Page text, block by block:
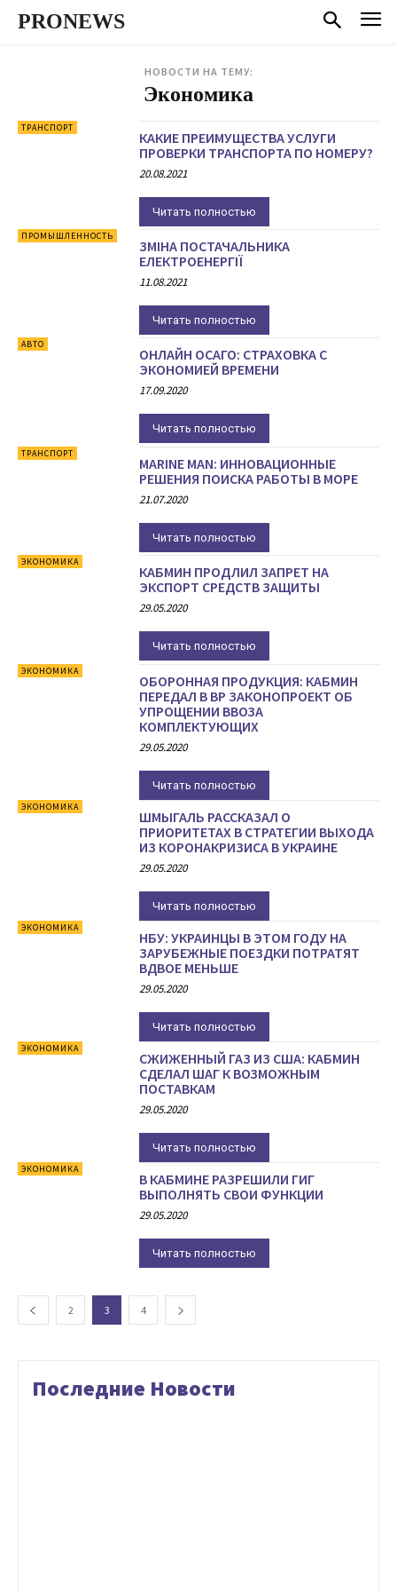
PRONEWS
НОВОСТИ НА ТЕМУ:
Экономика
ТРАНСПОРТ
КАКИЕ ПРЕИМУЩЕСТВА УСЛУГИ
ПРОВЕРКИ ТРАНСПОРТА ПО НОМЕРУ?
20.08.2021
Читать полностью
ПРОМЫШЛЕННОСТЬ
ЗМІНА ПОСТАЧАЛЬНИКА
ЕЛЕКТРОЕНЕРГІЇ
11.08.2021
Читать полностью
АВТО
ОНЛАЙН ОСАГО: СТРАХОВКА С
ЭКОНОМИЕЙ ВРЕМЕНИ
17.09.2020
Читать полностью
ТРАНСПОРТ
MARINE MAN: ИННОВАЦИОННЫЕ
РЕШЕНИЯ ПОИСКА РАБОТЫ В МОРЕ
21.07.2020
Читать полностью
ЭКОНОМИКА
КАБМИН ПРОДЛИЛ ЗАПРЕТ НА
ЭКСПОРТ СРЕДСТВ ЗАЩИТЫ
29.05.2020
Читать полностью
ЭКОНОМИКА
ОБОРОННАЯ ПРОДУКЦИЯ: КАБМИН
ПЕРЕДАЛ В ВР ЗАКОНОПРОЕКТ ОБ
УПРОЩЕНИИ ВВОЗА
КОМПЛЕКТУЮЩИХ
29.05.2020
Читать полностью
ЭКОНОМИКА
ШМЫГАЛЬ РАССКАЗАЛ О
ПРИОРИТЕТАХ В СТРАТЕГИИ ВЫХОДА
ИЗ КОРОНАКРИЗИСА В УКРАИНЕ
29.05.2020
Читать полностью
ЭКОНОМИКА
НБУ: УКРАИНЦЫ В ЭТОМ ГОДУ НА
ЗАРУБЕЖНЫЕ ПОЕЗДКИ ПОТРАТЯТ
ВДВОЕ МЕНЬШЕ
29.05.2020
Читать полностью
ЭКОНОМИКА
СЖИЖЕННЫЙ ГАЗ ИЗ США: КАБМИН
СДЕЛАЛ ШАГ К ВОЗМОЖНЫМ
ПОСТАВКАМ
29.05.2020
Читать полностью
ЭКОНОМИКА
В КАБМИНЕ РАЗРЕШИЛИ ГИГ
ВЫПОЛНЯТЬ СВОИ ФУНКЦИИ
29.05.2020
Читать полностью
2 3 4
Последние Новости